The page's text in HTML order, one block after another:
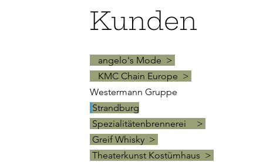
Kunden
angelo's Mode >
KMC Chain Europe >
Westermann Gruppe
Strandburg
Spezialitätenbrennerei >
Greif Whisky >
Theaterkunst Kostümhaus >